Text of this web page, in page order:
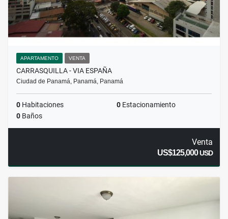
APARTAMENTO VENTA
CARRASQUILLA - VIA ESPAÑA
Ciudad de Panamá, Panamá, Panamá
0 Habitaciones 0 Estacionamiento
0 Baños
Venta
US$125,000USD